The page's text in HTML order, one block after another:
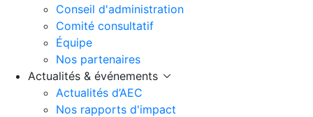
Conseil d'administration
Comité consultatif
Équipe
Nos partenaires
Actualités & événements
Actualités d’AEC
Nos rapports d'impact